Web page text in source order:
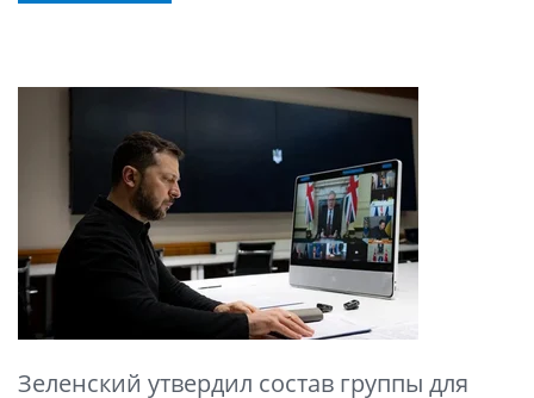
Зеленский утвердил состав группы для